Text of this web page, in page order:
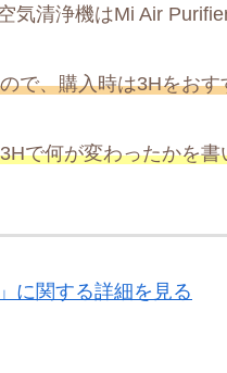
気清浄機はMi Air
で、購入時は3Hをおす
で何が変わったかを書
に関する詳細を見る